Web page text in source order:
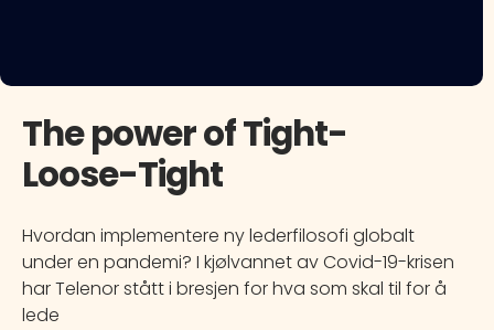
The power of Tight-
Loose-Tight
Hvordan implementere ny lederfilosofi globalt
under en pandemi? I kjølvannet av Covid-19-krisen
har Telenor stått i bresjen for hva som skal til for å
lede